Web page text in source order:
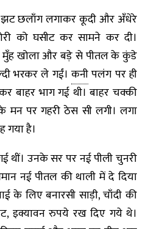
छलाँग लगाकर कूदी और अँधेरे
को घसीट कर सामने कर दी।
मुँह खोला और बड़े से पीतल के कुंडे
भरकर ले गईं। कनीपलंग पर ही
बाहर भाग गई थी। बाहर चक्की
मन पर गहरी ठेस सी लगी। लगा
गया है।
थीं। उनके सर पर नई पीली चुनरी
नई पीतल की थाली में दे दिया
के लिए बनारसी साड़ी, चाँदी की
इक्यावन रुपये रख दिए गये थे।